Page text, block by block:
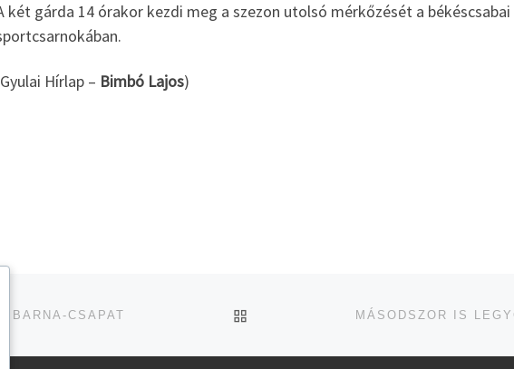
két gárda 14 órakor kezdi meg a szezon utolsó mérkőzését a
Hírlap – Bimbó Lajos)
BARNA-CSAPAT UGRÁS AZ OLDAL TETEJÉRE